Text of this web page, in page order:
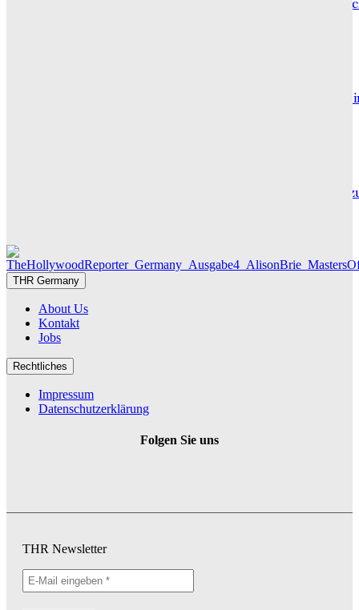
Hotel de Rome – Berlins elegante Adresse zwischen
Maxton Hall: Erste Bilder aus Staffel 3 – der Serienhit geht
Die Geschichte hinter „Olivia Jones“ – Vom Provinzjungen
THR Germany
About Us
Kontakt
Jobs
Rechtliches
Impressum
Datenschutzerklärung
Folgen Sie uns
THR Newsletter